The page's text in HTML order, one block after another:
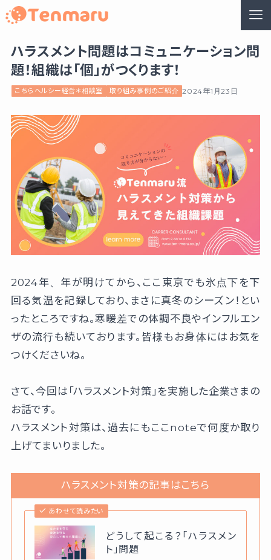
ハラスメント問題はコミュニケーション問
題！組織は「個」がつくります！
こちらヘルシー経営＊相談室 取り組み事例のご紹介 2024年1月23日
2024年、年が明けてから、ここ東京でも氷点下を下
回る気温を記録しており、まさに真冬のシーズン！とい
ったところですね。寒暖差での体調不良やインフルエン
ザの流行も続いております。皆様もお身体にはお気を
つけくださいね。
さて、今回は「ハラスメント対策」を実施した企業さまの
お話です。
ハラスメント対策は、過去にもここnoteで何度か取り
上げてまいりました。
ハラスメント対策の記事はこちら
あわせて読みたい
どうして起こる？「ハラスメン
ト」問題